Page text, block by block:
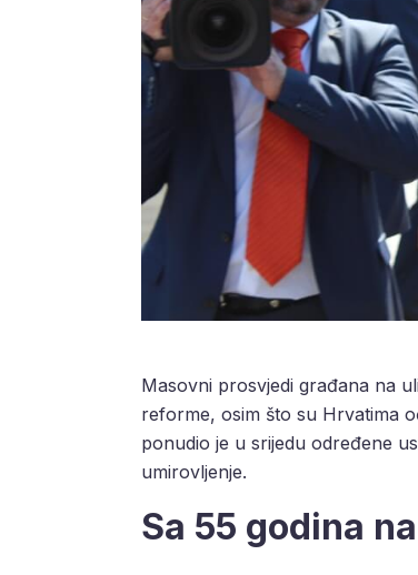
Masovni prosvjedi građana na
reforme, osim što su Hrvatima
ponudio je u srijedu određene
umirovljenje.
Sa 55 godina